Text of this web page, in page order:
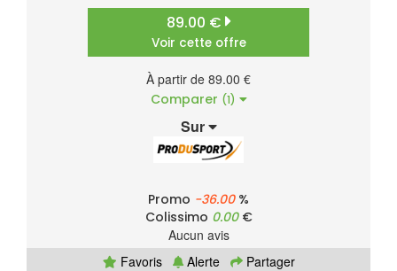
89.00 €
Voir cette offre
À partir de 89.00 €
Comparer (1)
Sur
Promo -36.00%
Colissimo 0.00€
Aucun avis
Favoris
Alerte Partager